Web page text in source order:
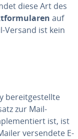
diese Art des
auf
Versand ist kein
be­reit­ge­stell­te
zur Mail-
ist, ist
ver­sen­de­te E-